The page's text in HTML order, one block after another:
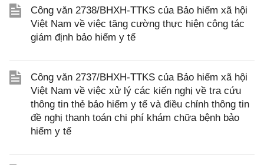
Công văn 2738/BHXH-TTKS của Bảo hiểm xã hội
Việt Nam về việc tăng cường thực hiện công tác
giám định bảo hiểm y tế
Công văn 2737/BHXH-TTKS của Bảo hiểm xã hội
Việt Nam về việc xử lý các kiến nghị về tra cứu
thông tin thẻ bảo hiểm y tế và điều chỉnh thông tin
đề nghị thanh toán chi phí khám chữa bệnh bảo
hiểm y tế